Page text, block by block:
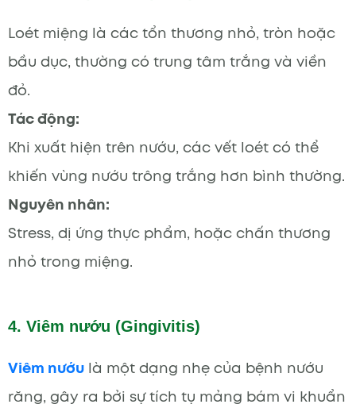
Loét miệng là các tổn thương nhỏ, tròn hoặc
bầu dục, thường có trung tâm trắng và viền
đỏ.
Tác động:
Khi xuất hiện trên nướu, các vết loét có thể
khiến vùng nướu trông trắng hơn bình thường.
Nguyên nhân:
Stress, dị ứng thực phẩm, hoặc chấn thương
nhỏ trong miệng.
4. Viêm nướu (Gingivitis)
Viêm nướulà một dạng nhẹ của bệnh nướu
răng, gây ra bởi sự tích tụ mảng bám vi khuẩn